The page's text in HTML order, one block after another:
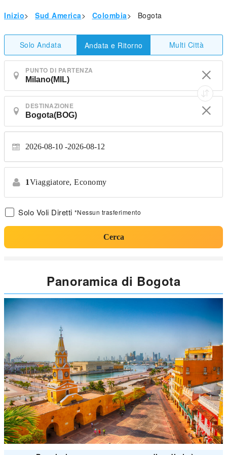
Inizio> Sud America> Colombia> Bogota
Solo Andata Andata e Ritorno Multi Città
PUNTO DI PARTENZA
DESTINAZIONE
2026-08-10 2026-08-12
1Viaggiatore, Economy
Solo Voli Diretti *Nessun trasferimento
Cerca
Panoramica di Bogota